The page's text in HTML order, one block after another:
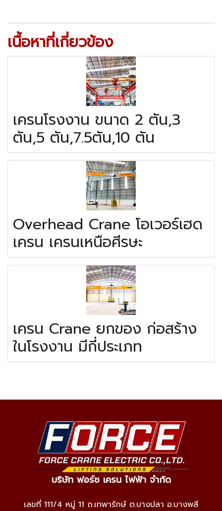
เนื้อหาที่เกี่ยวข้อง
เครนโรงงาน ขนาด 2 ตัน,3
ตัน,5 ตัน,7.5ตัน,10 ตัน
Overhead Crane โอเวอร์เฮด
เครน เครนเหนือศีรษะ
เครน Crane ยกของ ก่อสร้าง
ในโรงงาน มีกี่ประเภท
บริษัท ฟอร์ช เครน ไฟฟ้า จำกัด
เลขที่ 111/4 หมู่ 11 ถ.เทพารักษ์ ต.บางปลา อ.บางพลี